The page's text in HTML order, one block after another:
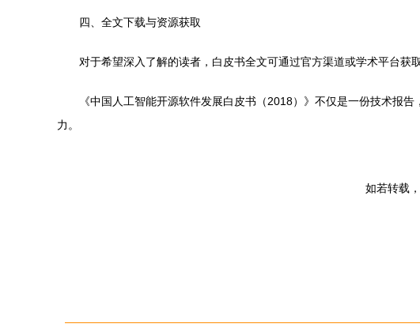
四、全文下载与资源获取
对于希望深入了解的读者，白皮书全文可通过官方渠道或学术平台获
《中国人工智能开源软件发展白皮书（2018）》不仅是一份技术报
力。
如若转载